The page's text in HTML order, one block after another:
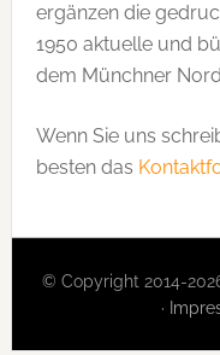
ergänzen die
1950 aktuelle und
dem Münchner
Wenn Sie uns
besten das
© Copyright 2014-
·